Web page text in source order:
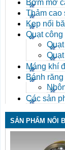
Bơm mỡ
Thảm cao
điện
Kẹp nối
Quạt
Máng khí
Bánh
Các sản
SẢN PHẨM NỔI